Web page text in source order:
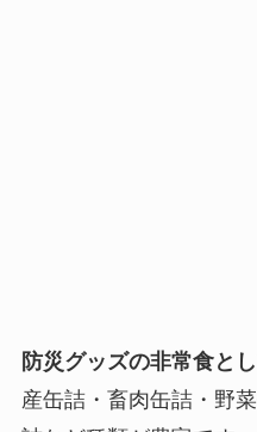
防災グッズの非常食と
産缶詰・畜肉缶詰・野